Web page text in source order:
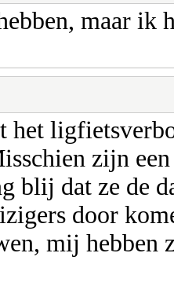
maar ik
het
zijn
blij dat ze de
door
mij hebben